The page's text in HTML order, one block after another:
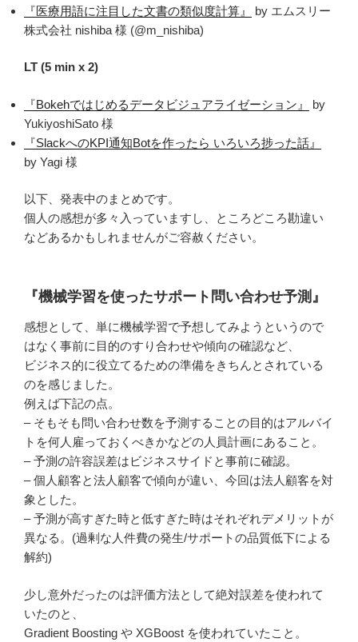
『医療用語に注目した文書の類似度計算』
by エムスリー
株式会社 nishiba 様 (@m_nishiba)
LT (5 min x 2)
『Bokehではじめるデータビジュアライゼーション』
by
YukiyoshiSato 様
『SlackへのKPI通知Botを作ったら いろいろ捗った話』
by Yagi 様
以下、発表中のまとめです。
個人の感想が多々入っていますし、ところどころ勘違い
などあるかもしれませんがご容赦ください。
『機械学習を使ったサポート問い合わせ予測』
感想として、単に機械学習で予想してみようというので
はなく事前に目的のすり合わせや傾向の確認など、
ビジネス的に役立てるための準備をきちんとされている
のを感じました。
例えば下記の点。
– そもそも問い合わせ数を予測することの目的はアルバイ
トを何人雇っておくべきかなどの人員計画にあること。
– 予測の許容誤差はビジネスサイドと事前に確認。
– 個人顧客と法人顧客で傾向が違い、今回は法人顧客を対
象とした。
– 予測が高すぎた時と低すぎた時はそれぞれデメリットが
異なる。(過剰な人件費の発生/サポートの品質低下による
解約)
少し意外だったのは評価方法として絶対誤差を使われて
いたのと、
Gradient Boosting や XGBoost を使われていたこと。